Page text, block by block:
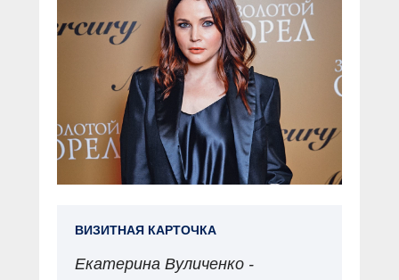
ВИЗИТНАЯ КАРТОЧКА
Екатерина Вуличенко -